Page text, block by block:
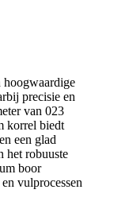
hoogwaardige
precisie en
van 023
korrel biedt
een glad
het robuuste
boor
vulprocessen